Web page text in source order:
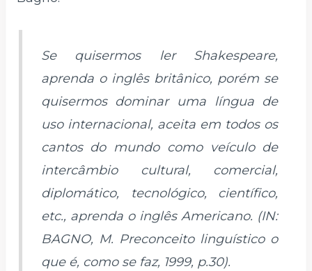
Se quisermos ler Shakespeare,
aprenda o inglês britânico, porém se
quisermos dominar uma língua de
uso internacional, aceita em todos os
cantos do mundo como veículo de
intercâmbio cultural, comercial,
diplomático, tecnológico, científico,
etc., aprenda o inglês Americano. (IN:
BAGNO, M. Preconceito linguístico o
que é, como se faz, 1999, p.30).